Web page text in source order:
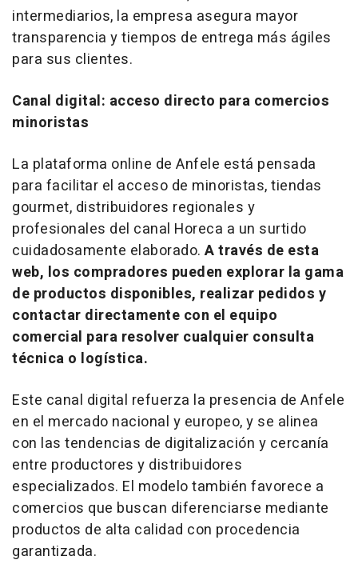
intermediarios, la empresa asegura mayor
transparencia y tiempos de entrega más ágiles
para sus clientes.
Canal digital: acceso directo para comercios
minoristas
La plataforma online de Anfele está pensada
para facilitar el acceso de minoristas, tiendas
gourmet, distribuidores regionales y
profesionales del canal Horeca a un surtido
cuidadosamente elaborado. A través de esta
web, los compradores pueden explorar la gama
de productos disponibles, realizar pedidos y
contactar directamente con el equipo
comercial para resolver cualquier consulta
técnica o logística.
Este canal digital refuerza la presencia de Anfele
en el mercado nacional y europeo, y se alinea
con las tendencias de digitalización y cercanía
entre productores y distribuidores
especializados. El modelo también favorece a
comercios que buscan diferenciarse mediante
productos de alta calidad con procedencia
garantizada.